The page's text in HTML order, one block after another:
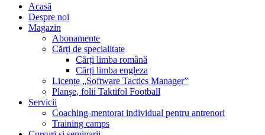
Acasă
Despre noi
Magazin
Abonamente
Cărți de specialitate
Cărți limba română
Cărți limba engleza
Licențe „Software Tactics Manager”
Planșe, folii Taktifol Football
Servicii
Coaching-mentorat individual pentru antrenori
Training camps